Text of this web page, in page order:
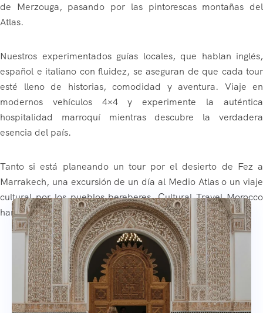
de Merzouga, pasando por las pintorescas montañas del
Atlas.
Nuestros experimentados guías locales, que hablan inglés,
español e italiano con fluidez, se aseguran de que cada tour
esté lleno de historias, comodidad y aventura. Viaje en
modernos vehículos 4×4 y experimente la auténtica
hospitalidad marroquí mientras descubre la verdadera
esencia del país.
Tanto si está planeando un tour por el desierto de Fez a
Marrakech, una excursión de un día al Medio Atlas o un viaje
cultural por los pueblos bereberes, Cultural Travel Morocco
hará que cada momento sea inolvidable.